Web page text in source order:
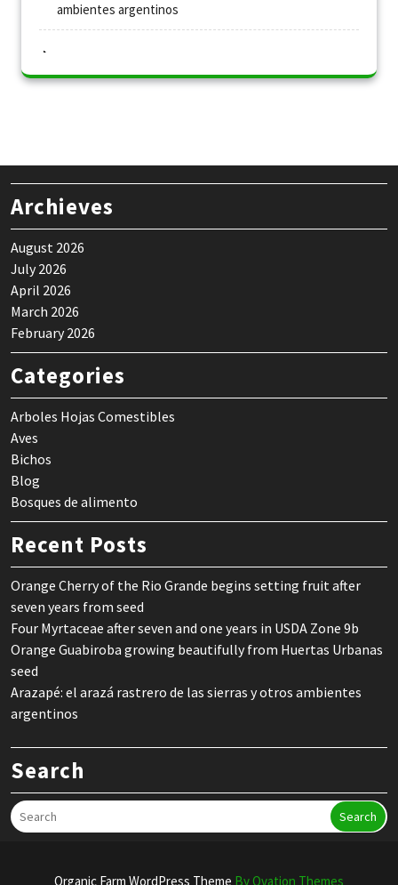
ambientes argentinos
Archieves
August 2026
July 2026
April 2026
March 2026
February 2026
Categories
Arboles Hojas Comestibles
Aves
Bichos
Blog
Bosques de alimento
Recent Posts
Orange Cherry of the Rio Grande begins setting fruit after
seven years from seed
Four Myrtaceae after seven and one years in USDA Zone 9b
Orange Guabiroba growing beautifully from Huertas Urbanas
seed
Arazapé: el arazá rastrero de las sierras y otros ambientes
argentinos
Search
Search
Organic Farm WordPress Theme By Ovation Themes